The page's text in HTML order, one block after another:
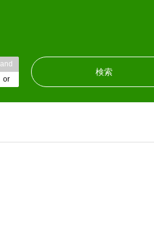
and
or